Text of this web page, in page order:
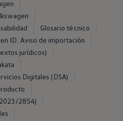
Glosario técnico
ID. Aviso de importación
jurídicos)
Digitales (DSA)
2854)